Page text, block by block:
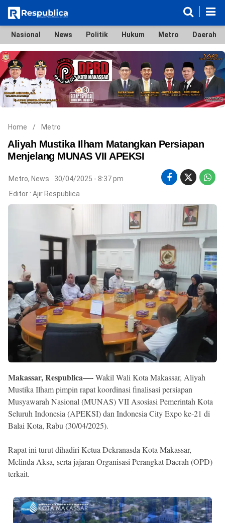
Nasional
News
Politik
Hukum
Metro
Daerah
Ekonomi & Bisnis
Lifestyle
Otomotif
Bola & Sport
Edukasi
Tokoh
Hiburan
©
Copyright
2026
Respublica
.
Nasional News Politik Hukum Metro Daerah
Home / Metro
Aliyah Mustika Ilham Matangkan Persiapan
Menjelang MUNAS VII APEKSI
Metro, News
30/04/2025 - 8:37 pm
Editor : Ajir Respublica
Makassar, Respublica—-Wakil Wali Kota Makassar, Aliyah
Mustika Ilham pimpin rapat koordinasi finalisasi persiapan
Musyawarah Nasional (MUNAS) VII Asosiasi Pemerintah Kota
Seluruh Indonesia (APEKSI) dan Indonesia City Expo ke-21 di
Balai Kota, Rabu (30/04/2025).
Rapat ini turut dihadiri Ketua Dekranasda Kota Makassar,
Melinda Aksa, serta jajaran Organisasi Perangkat Daerah (OPD)
terkait.